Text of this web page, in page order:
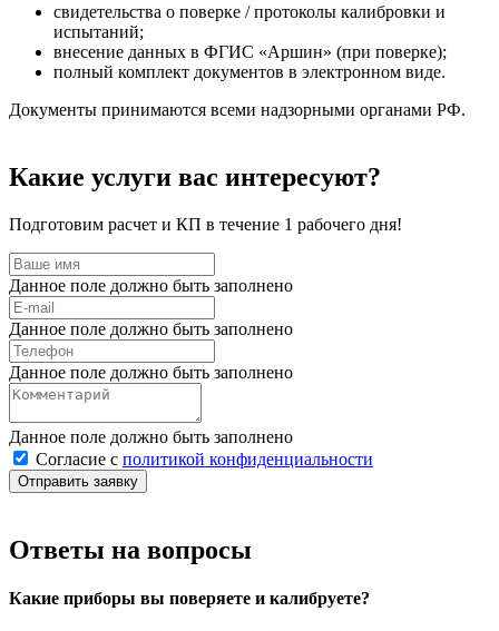
свидетельства о поверке / протоколы калибровки и
испытаний;
внесение данных в ФГИС «Аршин» (при поверке);
полный комплект документов в электронном виде.
Документы принимаются всеми надзорными органами РФ.
Какие услуги вас интересуют?
Подготовим расчет и КП в течение 1 рабочего дня!
Данное поле должно быть заполнено
Данное поле должно быть заполнено
Данное поле должно быть заполнено
Данное поле должно быть заполнено
Согласие с политикой конфиденциальности
Отправить заявку
Ответы на вопросы
Какие приборы вы поверяете и калибруете?